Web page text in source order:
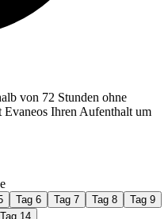
von 72 Stunden ohne
Ihren Aufenthalt um
Tag 6 Tag 7 Tag 8
Tag 9
Tag 14